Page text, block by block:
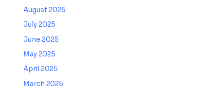
August 2025
July 2025
June 2025
May 2025
April 2025
March 2025